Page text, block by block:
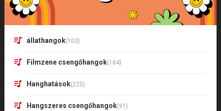
állathangok(103)
Filmzene csengőhangok(184)
Hanghatások(225)
Hangszeres csengőhangok(91)